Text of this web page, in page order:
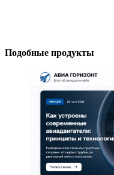
Подобные продукты